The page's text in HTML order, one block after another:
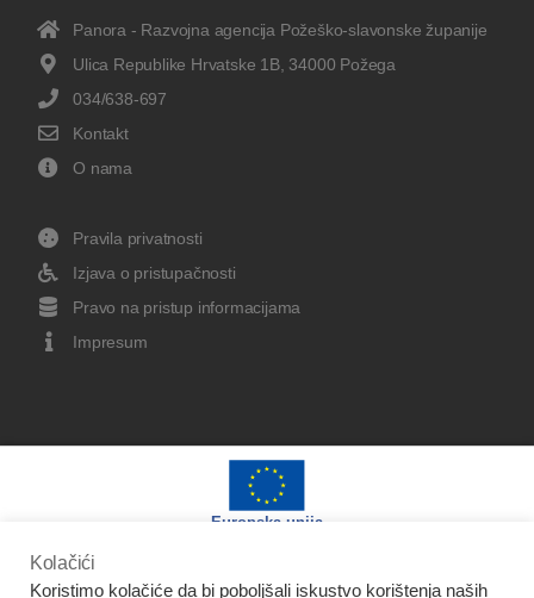
Panora - Razvojna agencija Požeško-slavonske županije
Ulica Republike Hrvatske 1B, 34000 Požega
034/638-697
Kontakt
O nama
Pravila privatnosti
Izjava o pristupačnosti
Pravo na pristup informacijama
Impresum
Europska unija
Kolačići
Koristimo kolačiće da bi poboljšali iskustvo korištenja naših